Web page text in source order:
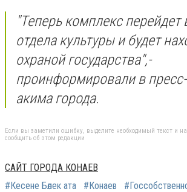
"Теперь комплекс перейдет
отдела культуры и будет
охраной государства",-
проинформировали в
акима города.
Если вы заметили ошибку, выделите необходимый текст и
сообщить об этом редакции
САЙТ ГОРОДА КОНАЕВ
#Кесене Бөлек ата
#Конаев